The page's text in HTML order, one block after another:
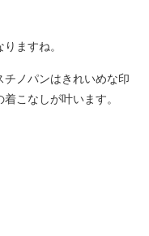
ますね。
ノパンはきれいめな印
こなしが叶います。